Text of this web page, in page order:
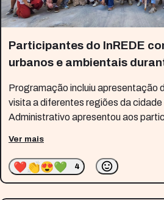
Participantes do InREDE
urbanos e ambientais
Programação incluiu apresentação
visita a diferentes regiões da
Administrativo apresentou aos
da região central de Maceió. Foto:
Maceió. Os
Ver mais
❤️👏😍💚 4